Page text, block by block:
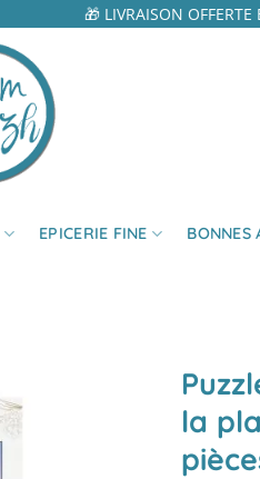
🎁 LIVRAISON OFFERTE
EPICERIE FINE BONNES
la